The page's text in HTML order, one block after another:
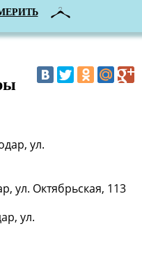
ул.
ул. Октябрьская, 113
ул.